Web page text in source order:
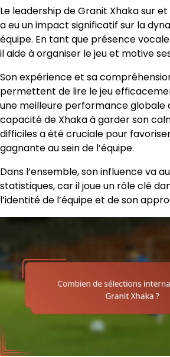
Le leadership de Granit Xhaka sur
a eu un impact significatif sur la
équipe. En tant que présence
il aide à organiser le jeu et motive
Son expérience et sa
permettent de lire le jeu
une meilleure performance globale
capacité de Xhaka à garder son
difficiles a été cruciale pour
gagnante au sein de l’équipe.
Dans l’ensemble, son influence va
statistiques, car il joue un rôle clé
l’identité de l’équipe et de son